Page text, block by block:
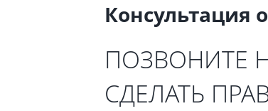
Консультация
ПОЗВОНИТЕ
СДЕЛАТЬ